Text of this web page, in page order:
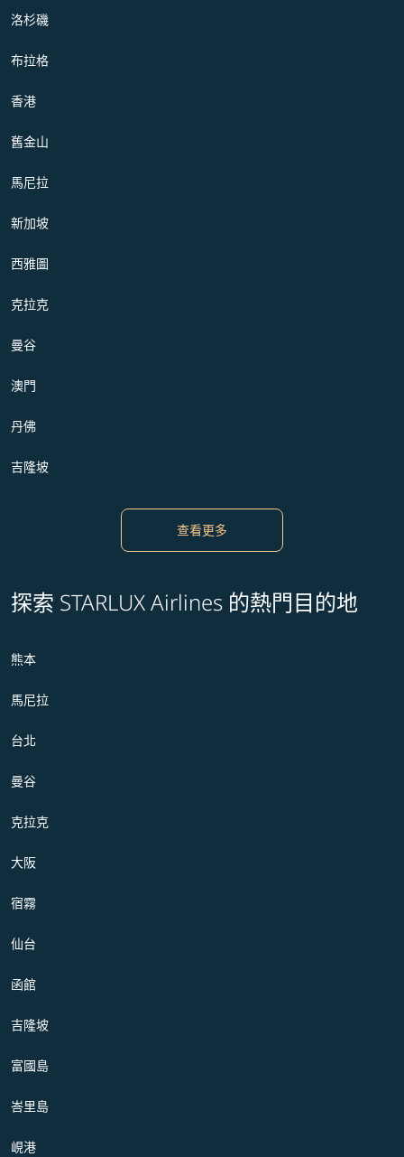
洛杉磯
布拉格
香港
舊金山
馬尼拉
新加坡
西雅圖
克拉克
曼谷
澳門
丹佛
吉隆坡
查看更多
探索 STARLUX Airlines 的熱門目的地
熊本
馬尼拉
台北
曼谷
克拉克
大阪
宿霧
仙台
函館
吉隆坡
富國島
峇里島
峴港